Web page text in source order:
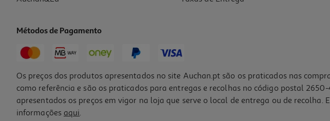
Métodos de Pagamento
Os preços dos produtos apresentados no site Auchan.pt são os praticados nas
como referência e são os praticados para entregas e recolhas no código postal
apresentados os preços em vigor na loja que serve o local de entrega ou de
informações aqui.